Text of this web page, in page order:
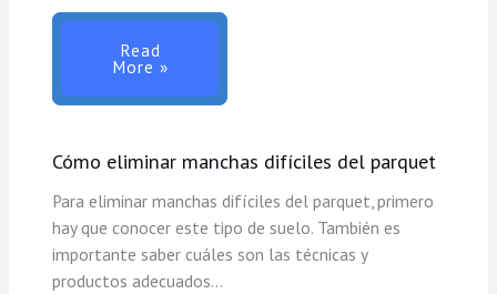
Read
More »
Cómo eliminar manchas difíciles del parquet
Para eliminar manchas difíciles del parquet, primero
hay que conocer este tipo de suelo. También es
importante saber cuáles son las técnicas y
productos adecuados…